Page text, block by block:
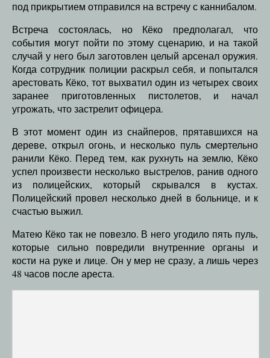
под прикрытием отправился на встречу с каннибалом.
Встреча состоялась, но Кёко предполагал, что
события могут пойти по этому сценарию, и на такой
случай у него был заготовлен целый арсенал оружия.
Когда сотрудник полиции раскрыл себя, и попытался
арестовать Кёко, тот выхватил один из четырех своих
заранее приготовленных пистолетов, и начал
угрожать, что застрелит офицера.
В этот момент один из снайперов, прятавшихся на
дереве, открыл огонь, и несколько пуль смертельно
ранили Кёко. Перед тем, как рухнуть на землю, Кёко
успел произвести несколько выстрелов, ранив одного
из полицейских, который скрывался в кустах.
Полицейский провел несколько дней в больнице, и к
счастью выжил.
Матею Кёко так не повезло. В него угодило пять пуль,
которые сильно повредили внутренние органы и
кости на руке и лице. Он у мер не сразу, а лишь через
48 часов после ареста.